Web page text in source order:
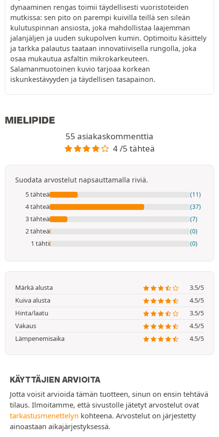
dynaaminen rengas toimii täydellisesti vuoristoteiden
mutkissa: sen pito on parempi kuivilla teillä sen sileän
kulutuspinnan ansiosta, joka mahdollistaa laajemman
jalanjäljen ja uuden sukupolven kumin. Optimoitu käsittely
ja tarkka palautus taataan innovatiivisella rungolla, joka
osaa mukautua asfaltin mikrokarkeuteen.
Salamanmuotoinen kuvio tarjoaa korkean
iskunkestävyyden ja täydellisen tasapainon.
MIELIPIDE
55 asiakaskommenttia
4 /5 tähteä
Suodata arvostelut napsauttamalla riviä.
5 tähteä (11)
4 tähteä (37)
3 tähteä (7)
2 tähteä (0)
1 tähti (0)
Märkä alusta
3.5/5
Kuiva alusta
4.5/5
Hinta/laatu
3.5/5
Vakaus
4.5/5
Lämpenemisaika
4.5/5
KÄYTTÄJIEN ARVIOITA
Jotta voisit arvioida tämän tuotteen, sinun on ensin tehtävä
tilaus. Ilmoitamme, että sivustolle jätetyt arvostelut ovat
tarkastusmenettelyn kohteena. Arvostelut on järjestetty
ainoastaan aikajärjestyksessä.